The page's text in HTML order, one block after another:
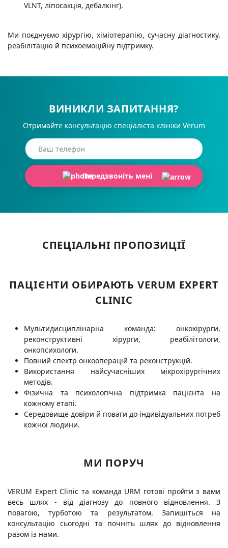
VLNT, ліпосакція, дебалкінг).
Ми поєднуємо хірургію, хіміотерапію, сучасну діагностику,
реабілітацію й психоемоційну підтримку.
ВИНИКЛИ ЗАПИТАННЯ?
Отримайте консультацію спеціаліста клініки Verum
Передзвоніть мені
СПЕЦІАЛЬНІ ПРОПОЗИЦІЇ
ПАЦІЄНТИ ОБИРАЮТЬ VERUM EXPERT
CLINIC
Мультидисциплінарна команда: онкохірурги,
реконструктивні хірурги, реабілітологи,
онкопсихологи.
Повний спектр онкооперацій та реконструкцій.
Використання найсучасніших мікрохірургічних
методів.
Фізична та психологічна підтримка пацієнта на
кожному етапі.
Середовище довіри й поваги до індивідуальних потреб
кожної людини.
МИ ПОРУЧ
VERUM Expert Clinic та команда URM готові пройти з вами
весь шлях - від діагнозу до повного відновлення. З
повагою, турботою та результатом. Запишіться на
консультацію сьогодні та почніть шлях до відновлення
разом із нами.